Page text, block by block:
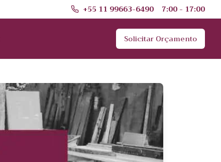
+55 11 99663-6490 7:00 - 17:00
Solicitar Orçamento